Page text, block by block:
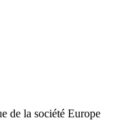
de la société Europe